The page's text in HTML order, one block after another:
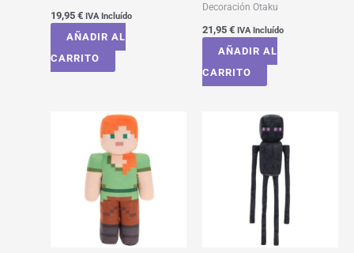
19,95 € IVA Incluído
AÑADIR AL
CARRITO
Decoración Otaku
21,95 € IVA Incluído
AÑADIR AL
CARRITO